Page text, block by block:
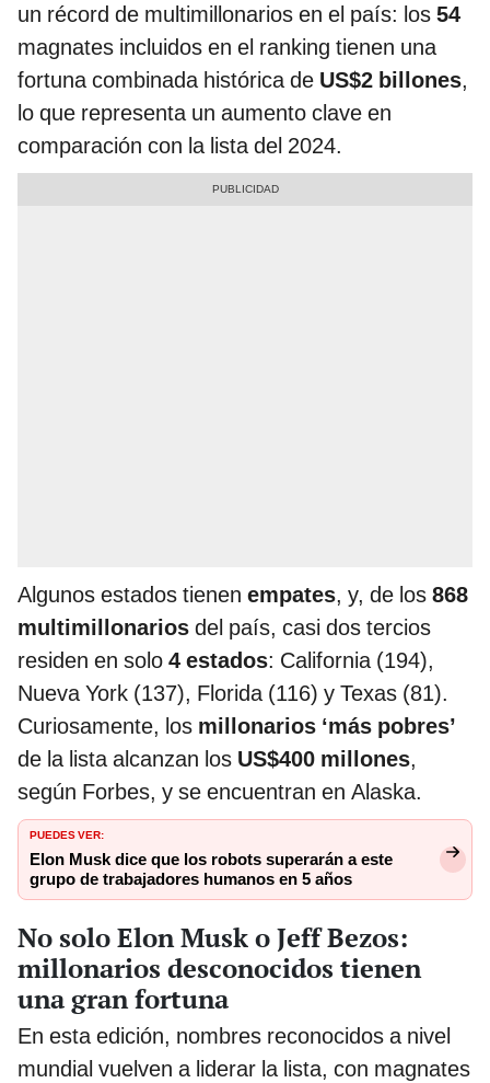
un récord de multimillonarios en el país: los 54
magnates incluidos en el ranking tienen una
fortuna combinada histórica de US$2 billones,
lo que representa un aumento clave en
comparación con la lista del 2024.
Algunos estados tienen empates, y, de los 868
multimillonarios del país, casi dos tercios
residen en solo 4 estados: California (194),
Nueva York (137), Florida (116) y Texas (81).
Curiosamente, los millonarios ‘más pobres’
de la lista alcanzan los US$400 millones,
según Forbes, y se encuentran en Alaska.
PUEDES VER:
Elon Musk dice que los robots superarán a este
grupo de trabajadores humanos en 5 años
No solo Elon Musk o Jeff Bezos:
millonarios desconocidos tienen
una gran fortuna
En esta edición, nombres reconocidos a nivel
mundial vuelven a liderar la lista, con magnates